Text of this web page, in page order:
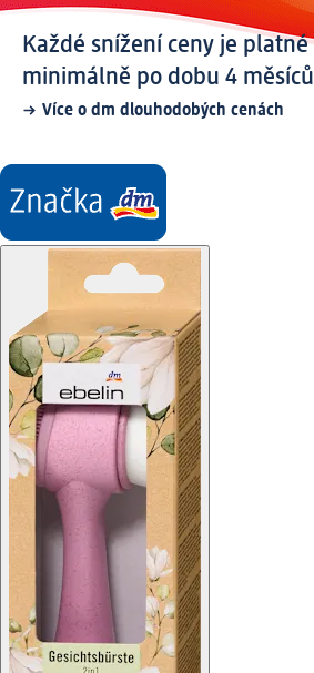
Každé snížení ceny je platné
minimálně po dobu 4 měsíců
Více o dm dlouhodobých cenách